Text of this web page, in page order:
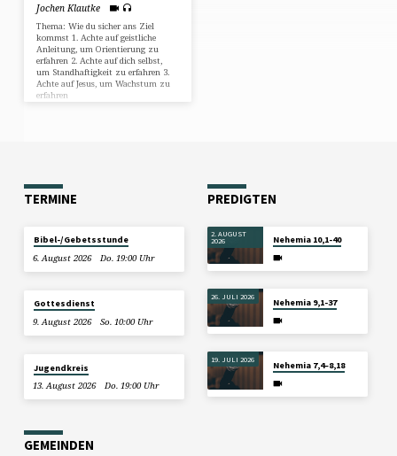
Jochen Klautke
Thema: Wie du sicher ans Ziel
kommst 1. Achte auf geistliche
Anleitung, um Orientierung zu
erfahren 2. Achte auf dich selbst,
um Standhaftigkeit zu erfahren 3.
Achte auf Jesus, um Wachstum zu
erfahren
TERMINE
Bibel-/Gebetsstunde
6. August 2026
Do. 19:00 Uhr
Gottesdienst
9. August 2026
So. 10:00 Uhr
Jugendkreis
13. August 2026
Do. 19:00 Uhr
PREDIGTEN
2. AUGUST
2026 Nehemia 10,1-40
26. JULI 2026
Nehemia 9,1-37
19. JULI 2026
Nehemia 7,4–8,18
GEMEINDEN